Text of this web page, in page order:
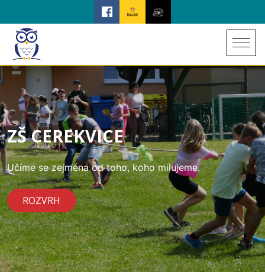
ZŠ CEREKVICE
Učíme se zejména od toho, koho milujeme.
ROZVRH